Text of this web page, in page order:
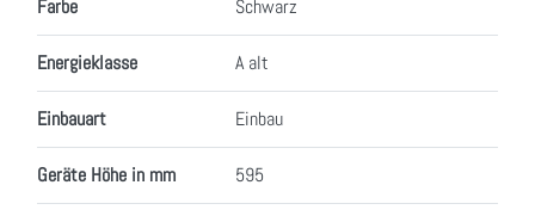
Farbe Schwarz
Energieklasse A alt
Einbauart Einbau
Geräte Höhe in mm 595